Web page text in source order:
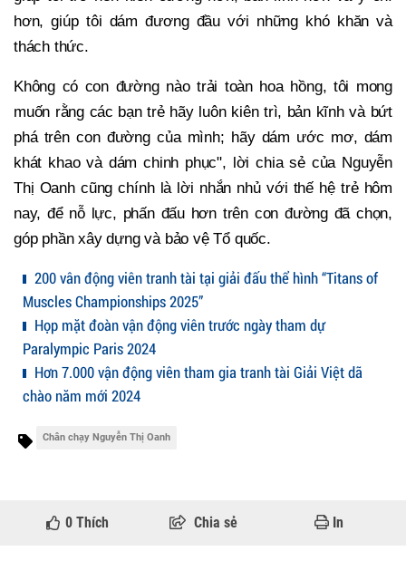
hơn, giúp tôi dám đương đầu với những khó khăn và
thách thức.
Không có con đường nào trải toàn hoa hồng, tôi mong
muốn rằng các bạn trẻ hãy luôn kiên trì, bản kĩnh và bứt
phá trên con đường của mình; hãy dám ước mơ, dám
khát khao và dám chinh phục", lời chia sẻ của Nguyễn
Thị Oanh cũng chính là lời nhắn nhủ với thế hệ trẻ hôm
nay, để nỗ lực, phấn đấu hơn trên con đường đã chọn,
góp phần xây dựng và bảo vệ Tổ quốc.
200 vân động viên tranh tài tại giải đấu thể hình “Titans of
Muscles Championships 2025”
Họp mặt đoàn vận động viên trước ngày tham dự
Paralympic Paris 2024
Hơn 7.000 vận động viên tham gia tranh tài Giải Việt dã
chào năm mới 2024
Chân chạy Nguyễn Thị Oanh
0Thích Chia sẻ In